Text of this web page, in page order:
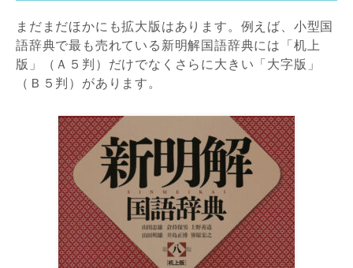
まだまだほかにも拡大版はあります。例えば、小型国
語辞典で最も売れている新明解国語辞典には「机上
版」（Ａ５判）だけでなくさらに大きい「大字版」
（Ｂ５判）があります。